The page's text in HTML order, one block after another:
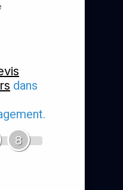
dans
8